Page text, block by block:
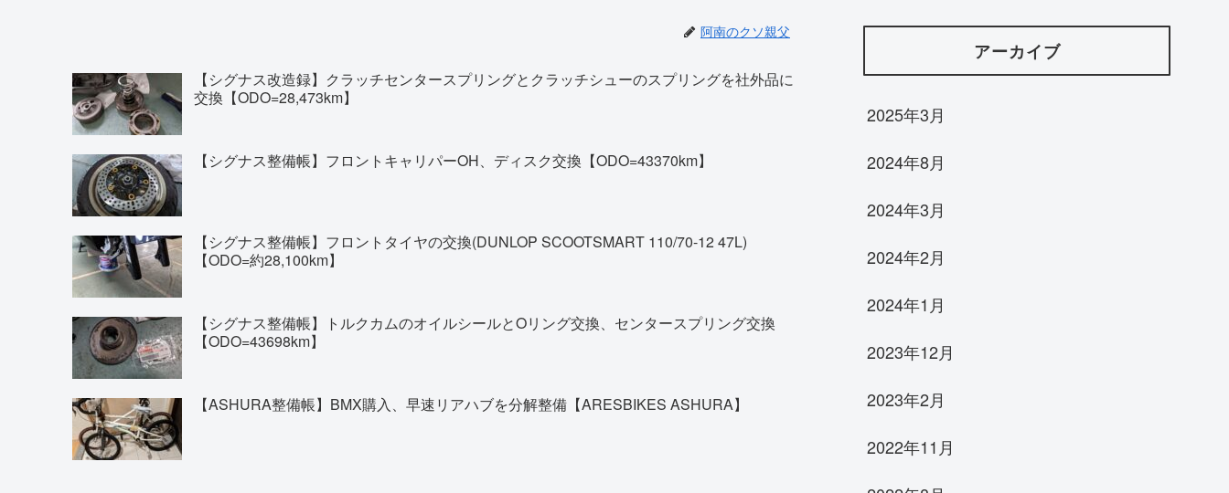
阿南のクソ親父
【シグナス改造録】クラッチセンタースプリングとクラッチシューのスプリングを社外品に
交換【ODO=28,473km】
【シグナス整備帳】フロントキャリパーOH、ディスク交換【ODO=43370km】
【シグナス整備帳】フロントタイヤの交換(DUNLOP SCOOTSMART 110/70-12 47L)
【ODO=約28,100km】
【シグナス整備帳】トルクカムのオイルシールとOリング交換、センタースプリング交換
【ODO=43698km】
【ASHURA整備帳】BMX購入、早速リアハブを分解整備【ARESBIKES ASHURA】
アーカイブ
2025年3月
2024年8月
2024年3月
2024年2月
2024年1月
2023年12月
2023年2月
2022年11月